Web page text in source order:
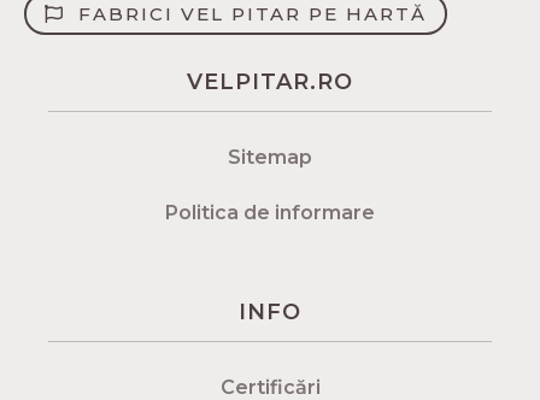
FABRICI VEL PITAR PE HARTĂ
VELPITAR.RO
Sitemap
Politica de informare
INFO
Certificări